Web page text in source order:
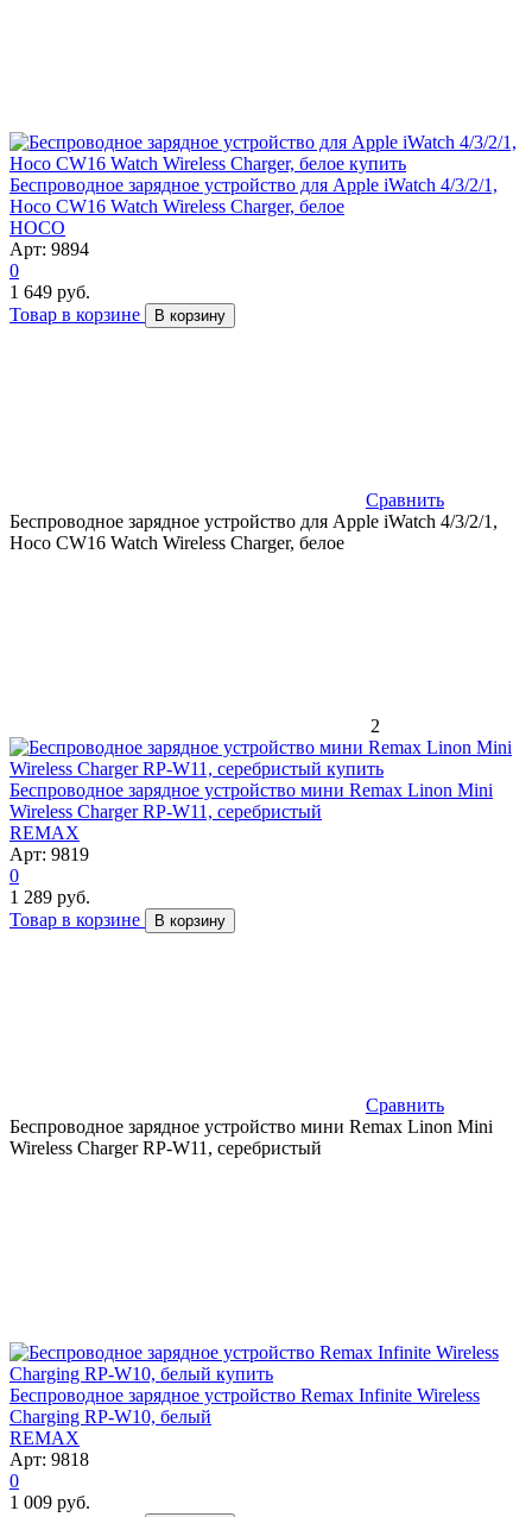
Беспроводное зарядное устройство для Apple iWatch 4/3/2/1,
Hoco CW16 Watch Wireless Charger, белое
HOCO
Арт: 9894
0
1 649 руб.
Товар в корзине
В корзину
Сравнить
Беспроводное зарядное устройство для Apple iWatch 4/3/2/1,
Hoco CW16 Watch Wireless Charger, белое
2
Беспроводное зарядное устройство мини Remax Linon Mini
Wireless Charger RP-W11, серебристый
REMAX
Арт: 9819
0
1 289 руб.
Товар в корзине
В корзину
Сравнить
Беспроводное зарядное устройство мини Remax Linon Mini
Wireless Charger RP-W11, серебристый
Беспроводное зарядное устройство Remax Infinite Wireless
Charging RP-W10, белый
REMAX
Арт: 9818
0
1 009 руб.